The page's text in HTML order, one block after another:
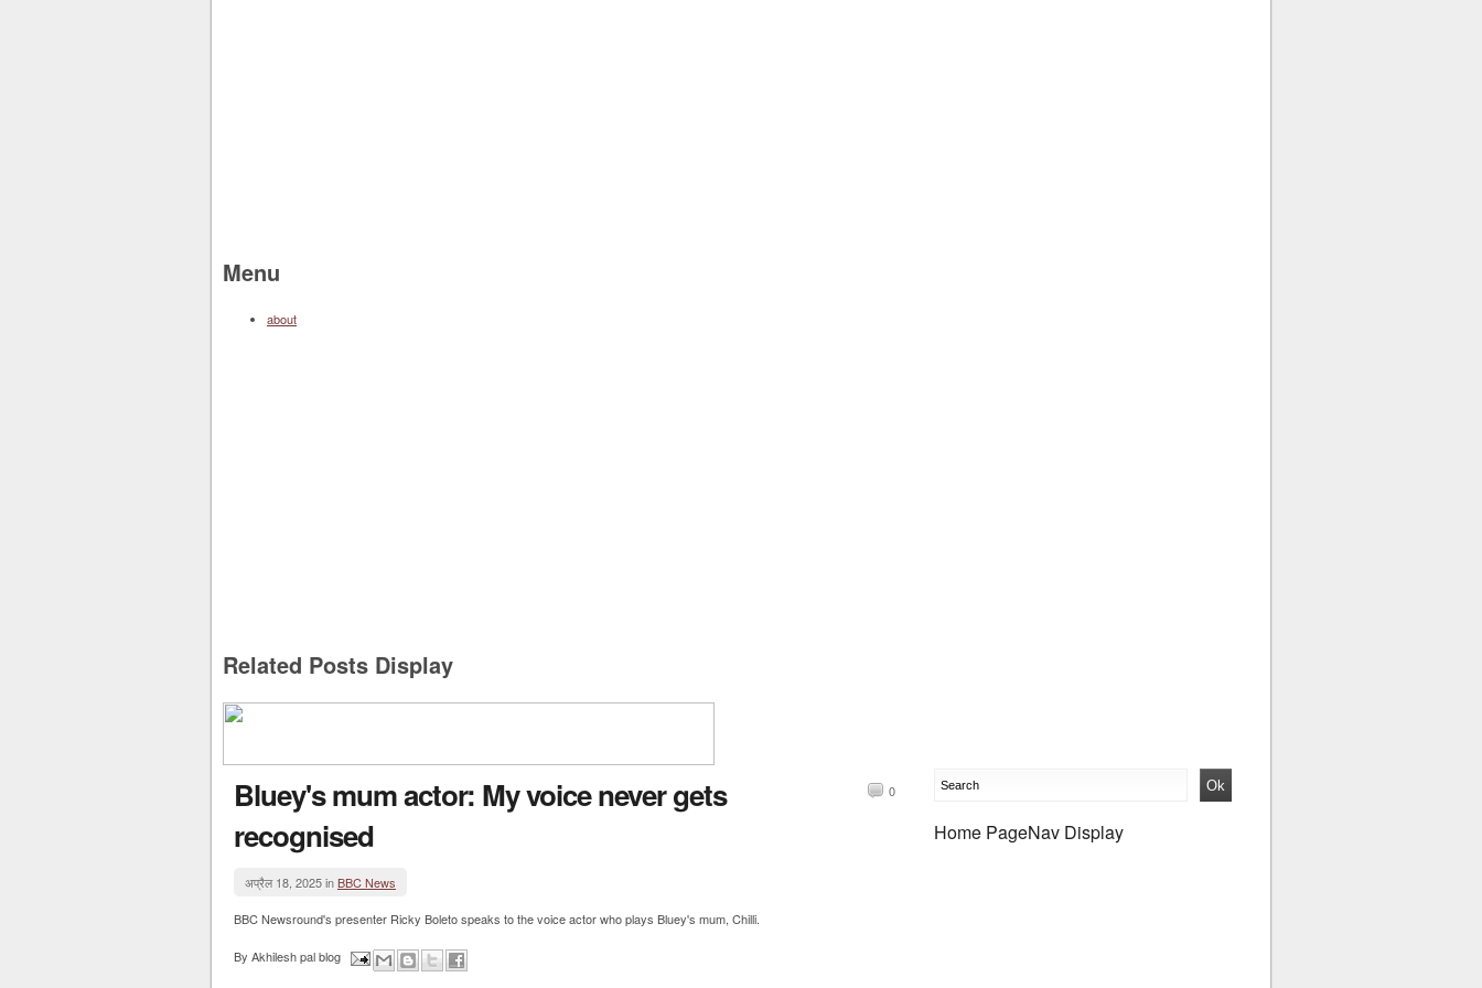
Menu
about
Related Posts Display
Bluey's mum actor: My voice never gets
recognised
0
अप्रैल 18, 2025 inBBC News
BBC Newsround's presenter Ricky Boleto speaks to the voice actor who plays Bluey's mum, Chilli.
By Akhilesh pal blog
Home PageNav Display